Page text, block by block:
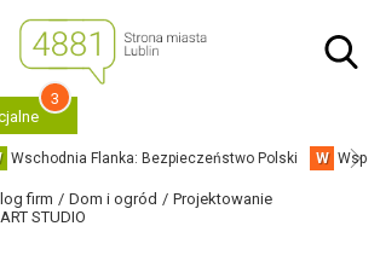
3
Wschodnia Flanka: Bezpieczeństwo Polski W
firm Dom i ogród
Projektowanie
STUDIO